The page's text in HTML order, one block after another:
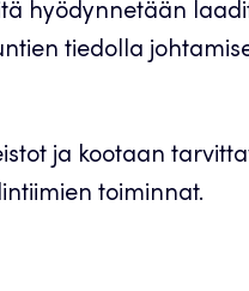
hyödynnetään
tiedolla
ja kootaan
toiminnat.